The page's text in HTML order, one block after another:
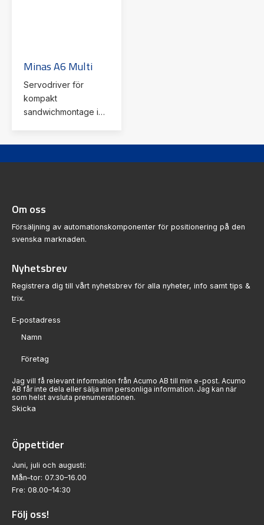
Minas A6 Multi
Servodriver för
kompakt
sandwichmontage i
Om oss
Försäljning av automationskomponenter för positionering på den
svenska marknaden.
Nyhetsbrev
Registrera dig till vårt nyhetsbrev för alla nyheter, info samt tips &
trix.
Sektion
Jag vill få relevant information från Acumo AB till min e-post. Acumo
AB får inte dela eller sälja min personliga information. Jag kan när
som helst avsluta prenumerationen.
Skicka
Öppettider
Juni, juli och augusti:
Mån–tor: 07.30–16.00
Fre: 08.00–14:30
Följ oss!